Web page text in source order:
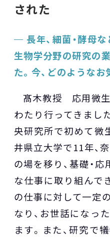
された
長年、細菌・酵母
生物学分野の研究の
た。今、どのようなお
髙木教授 応用微
わたり行ってきまし
央研究所で初めて微
井県立大学で11年、
の場を移り、基礎・
な仕事に取り組んで
の仕事に対して一定
なり、お世話になっ
ます。また、研究で